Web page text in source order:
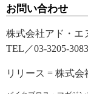
お問い合わせ
株式会社アド・エ
TEL／03-3205-3083
リリース = 株式会